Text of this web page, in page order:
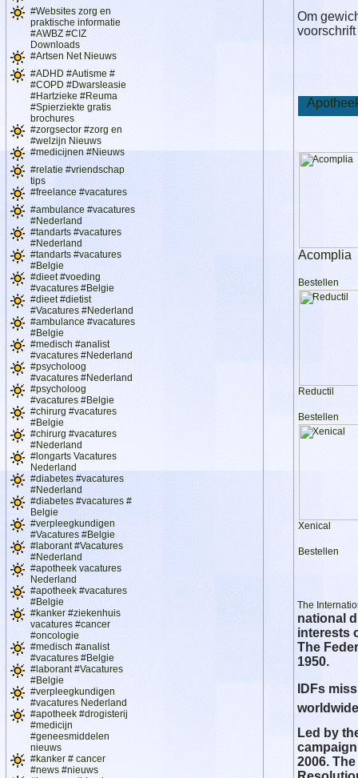
#Websites zorg en
praktische informatie
#AWBZ #CIZ
Downloads
#Artsen Net Nieuws
#ADHD #Autisme #
#COPD #Dwarsleasie
#Hartzieke #Reuma
#Spierziekte gratis
brochures
#zorgsector #zorg en
#welzijn Nieuws
#medicijnen #Nieuws
#relatie #vriendschap
tips
#freelance #vacatures
#ambulance #vacatures
#Nederland
#tandarts #vacatures
#Nederland
#tandarts #vacatures
#Belgie
#dieet #voeding
#vacatures #Belgie
#dieet #dietist
#Vacatures #Nederland
#ambulance #vacatures
#Belgie
#medisch #analist
#vacatures #Nederland
#psycholoog
#vacatures #Nederland
#psycholoog
#vacatures #Belgie
#chirurg #vacatures
#Belgie
#chirurg #vacatures
#Nederland
#longarts Vacatures
Nederland
#diabetes #vacatures
#Nederland
#diabetes #vacatures #
Belgie
#verpleegkundigen
#Vacatures #Belgie
#laborant #Vacatures
#Nederland
#apotheek vacatures
Nederland
#apotheek #vacatures
#Belgie
#kanker #ziekenhuis
vacatures #cancer
#oncologie
#medisch #analist
#vacatures #Belgie
#laborant #Vacatures
#Belgie
#verpleegkundigen
#vacatures Nederland
#apotheek #drogisterij
#medicijn
#geneesmiddelen
nieuws
#kanker # cancer
#news #nieuws
Om
Acomplia
Bestellen
Reductil
Bestellen
Xenical
Bestellen
The
national
interests
The
1950.
IDFs
Led by
2006.